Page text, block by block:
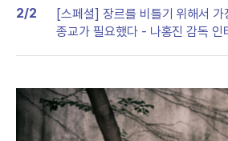
변
경
2/2
[스페셜] 장르를 비틀기 위해서 가
종교가 필요했다 - 나홍진 감독 인